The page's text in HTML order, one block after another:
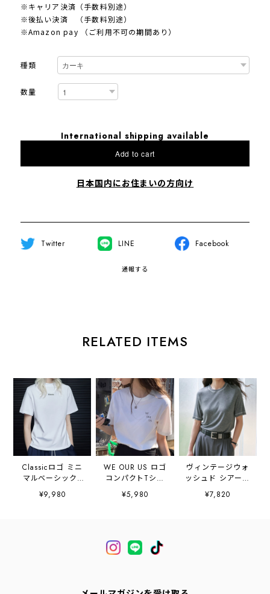
※キャリア決済（手数料別途）
※後払い決済 （手数料別途）
※Amazon pay （ご利用不可の期間あり）
種類
数量
International shipping available
Add to cart
日本国内にお住まいの方向け
Twitter LINE Facebook
通報する
RELATED ITEMS
Classicロゴ ミニ
マルベーシックT
シャツ
2litr06488
¥9,980
WE OUR US ロゴ
コンパクトTシャ
ツ 2litr06494
¥5,980
ヴィンテージウォ
ッシュド シアータ
ッチTシャツ
2litr06629
¥7,820